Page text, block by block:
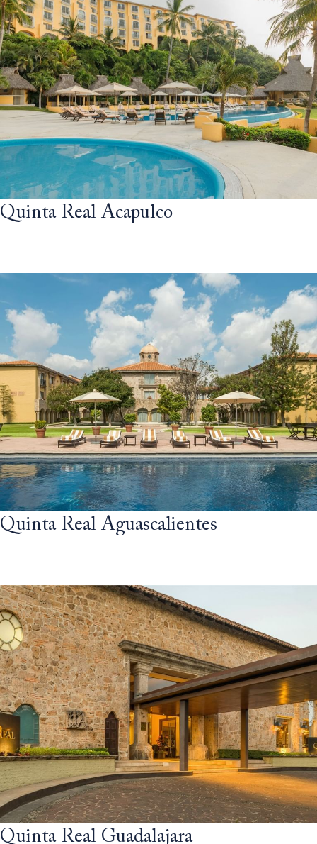
Quinta Real Acapulco
Quinta Real Aguascalientes
Quinta Real Guadalajara